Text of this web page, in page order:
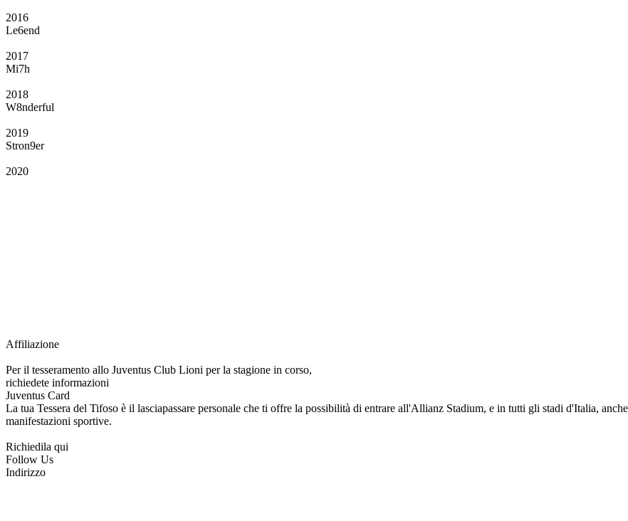
2016
Le6end
2017
Mi7h
2018
W8nderful
2019
Stron9er
2020
Affiliazione
Per il tesseramento allo Juventus Club Lioni per la stagione in corso,
richiedete informazioni
Juventus Card
La tua Tessera del Tifoso è il lasciapassare personale che ti offre la possibilità di entrare all'Allianz Stadium, e in tutti gli stadi d'Italia,
manifestazioni sportive.
Richiedila qui
Follow Us
Indirizzo